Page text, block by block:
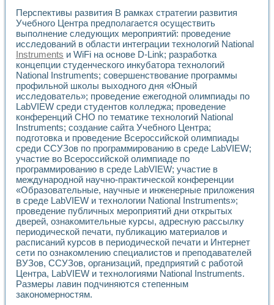
Система блокировок, сигнализации и защиты ускорителя
Система сбора данных и управления процессом
Управление температурой газовой среды специальной
Разработка программного обеспечения с
Использование технологий NATIONAL INSTRUMENTS
Оборудование для промышленной термотрансферной
Автоматизация реометрических исследований на базе
Применение измерителя иммитанса для исследова¬ния
Исследование электромагнитных переходных процессов
Стенд для исследования электрических переходных
Автоматизация контроля сварных швов на базе
Измерительный контроль с применением
Моделирование надежности и эффективности систем
Лабораторные практикумы и учебные стенды
Автоматизация лабораторного стенда по измерению
Автоматизированные лабораторные комплексы для
Виртуальный прибор для исследования нелинейных
Использование виртуальных приборов в процесе
Использование программ ELECTRONICS WORKBENCH-
Лабораторный практикум по дисциплине «Цифровые
Лабораторный практикум по ИНС на основе LabVIEW
Лабораторный практикум по основам теории коммутации
Опыт использования NI LabVIEW для создания
Применение LabVIEW для исследования течения в
Создание виртуальной работы «Изучение магнитных
Перспективы развития В рамках стратегии развития
Учебного Центра предполагается осуществить
выполнение следующих мероприятий: проведение
исследований в области интеграции технологий National
Instruments и WiFi на основе D-Link; разработка
концепции студенческого инкубатора технологий
National Instruments; совершенствование программы
профильной школы выходного дня «Юный
исследователь»; проведение ежегодной олимпиады по
LabVIEW среди студентов колледжа; проведение
конференций СНО по тематике технологий National
Instruments; создание сайта Учебного Центра;
подготовка и проведение Всероссийской олимпиады
среди ССУЗов по программированию в среде LabVIEW;
участие во Всероссийской олимпиаде по
программированию в среде LabVIEW; участие в
международной научно-практической конференции
«Образовательные, научные и инженерные приложения
в среде LabVIEW и технологии National Instruments»;
проведение публичных мероприятий дни открытых
дверей, ознакомительные курсы, адресную рассылку
периодической печати, публикацию материалов и
расписаний курсов в периодической печати и Интернет
сети по ознакомлению специалистов и преподавателей
ВУЗов, ССУЗов, организаций, предприятий с работой
Центра, LabVIEW и технологиями National Instruments.
Размеры лавин подчиняются степенным
закономерностям.